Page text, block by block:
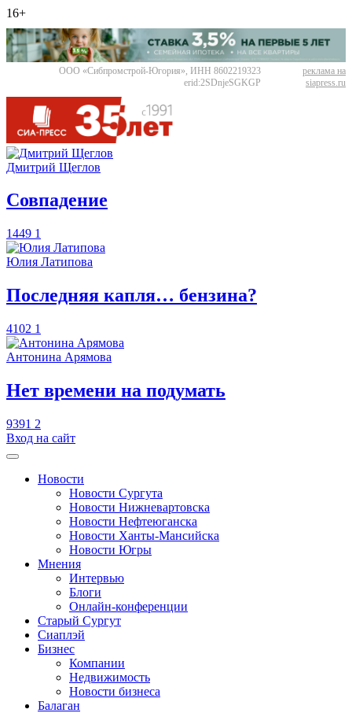
16+
ООО «Сибпромстрой-Югория», ИНН 8602219323
erid:2SDnjeSGKGP
реклама на
siapress.ru
Дмитрий Щеглов
​Совпадение
1449 1
Юлия Латипова
​Последняя капля… бензина?
4102 1
Антонина Арямова
​Нет времени на подумать
9391 2
Вход на сайт
Новости
Новости Сургута
Новости Нижневартовска
Новости Нефтеюганска
Новости Ханты-Мансийска
Новости Югры
Мнения
Интервью
Блоги
Онлайн-конференции
Старый Сургут
Сиаплэй
Бизнес
Компании
Недвижимость
Новости бизнеса
Балаган